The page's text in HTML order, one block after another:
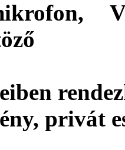
privát